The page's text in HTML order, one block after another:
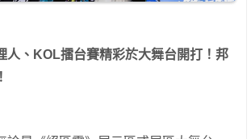
人、 KOL擂台賽精彩於大舞台開打！邦